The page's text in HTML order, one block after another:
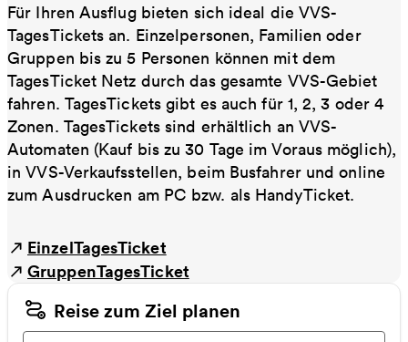
Für Ihren Ausflug bieten sich ideal die VVS-
TagesTickets an. Einzelpersonen, Familien oder
Gruppen bis zu 5 Personen können mit dem
TagesTicket Netz durch das gesamte VVS-Gebiet
fahren. TagesTickets gibt es auch für 1, 2, 3 oder 4
Zonen. TagesTickets sind erhältlich an VVS-
Automaten (Kauf bis zu 30 Tage im Voraus möglich),
in VVS-Verkaufsstellen, beim Busfahrer und online
zum Ausdrucken am PC bzw. als HandyTicket.
EinzelTagesTicket
GruppenTagesTicket
Reise zum Ziel planen